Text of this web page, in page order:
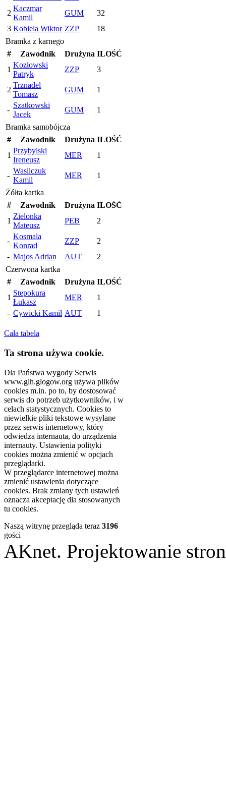
2
Kaczmar
Kamil
GUM
32
3 Kobiela Wiktor ZZP
18
Bramka z karnego
#
Zawodnik Drużyna ILOŚĆ
1
Kozłowski
Patryk
ZZP 3
2
Trznadel
Tomasz
GUM 1
-
Szatkowski
Jacek
GUM
1
Bramka samobójcza
#
Zawodnik Drużyna ILOŚĆ
1
Przybylski
Ireneusz
MER 1
-
Wasilczuk
Kamil
MER
1
Żółta kartka
#
Zawodnik Drużyna ILOŚĆ
1
Zielonka
Mateusz
PEB 2
-
Kosmala
Konrad
ZZP
2
- Majos Adrian AUT
2
Czerwona kartka
#
Zawodnik Drużyna ILOŚĆ
1
Stepokura
Łukasz
MER
1
- Cywicki Kamil AUT 1
Cała tabela
Ta strona używa cookie.
Dla Państwa wygody Serwis
www.glh.glogow.org używa plików
cookies m.in. po to, by dostosować
serwis do potrzeb użytkowników, i w
celach statystycznych. Cookies to
niewielkie pliki tekstowe wysyłane
przez serwis internetowy, który
odwiedza internauta, do urządzenia
internauty. Ustawienia polityki
cookies można zmienić w opcjach
przeglądarki.
W przeglądarce internetowej można
zmienić ustawienia dotyczące
cookies. Brak zmiany tych ustawień
oznacza akceptację dla stosowanych
tu cookies.
Naszą witrynę przegląda teraz 3196
gości
AKnet. Projektowanie